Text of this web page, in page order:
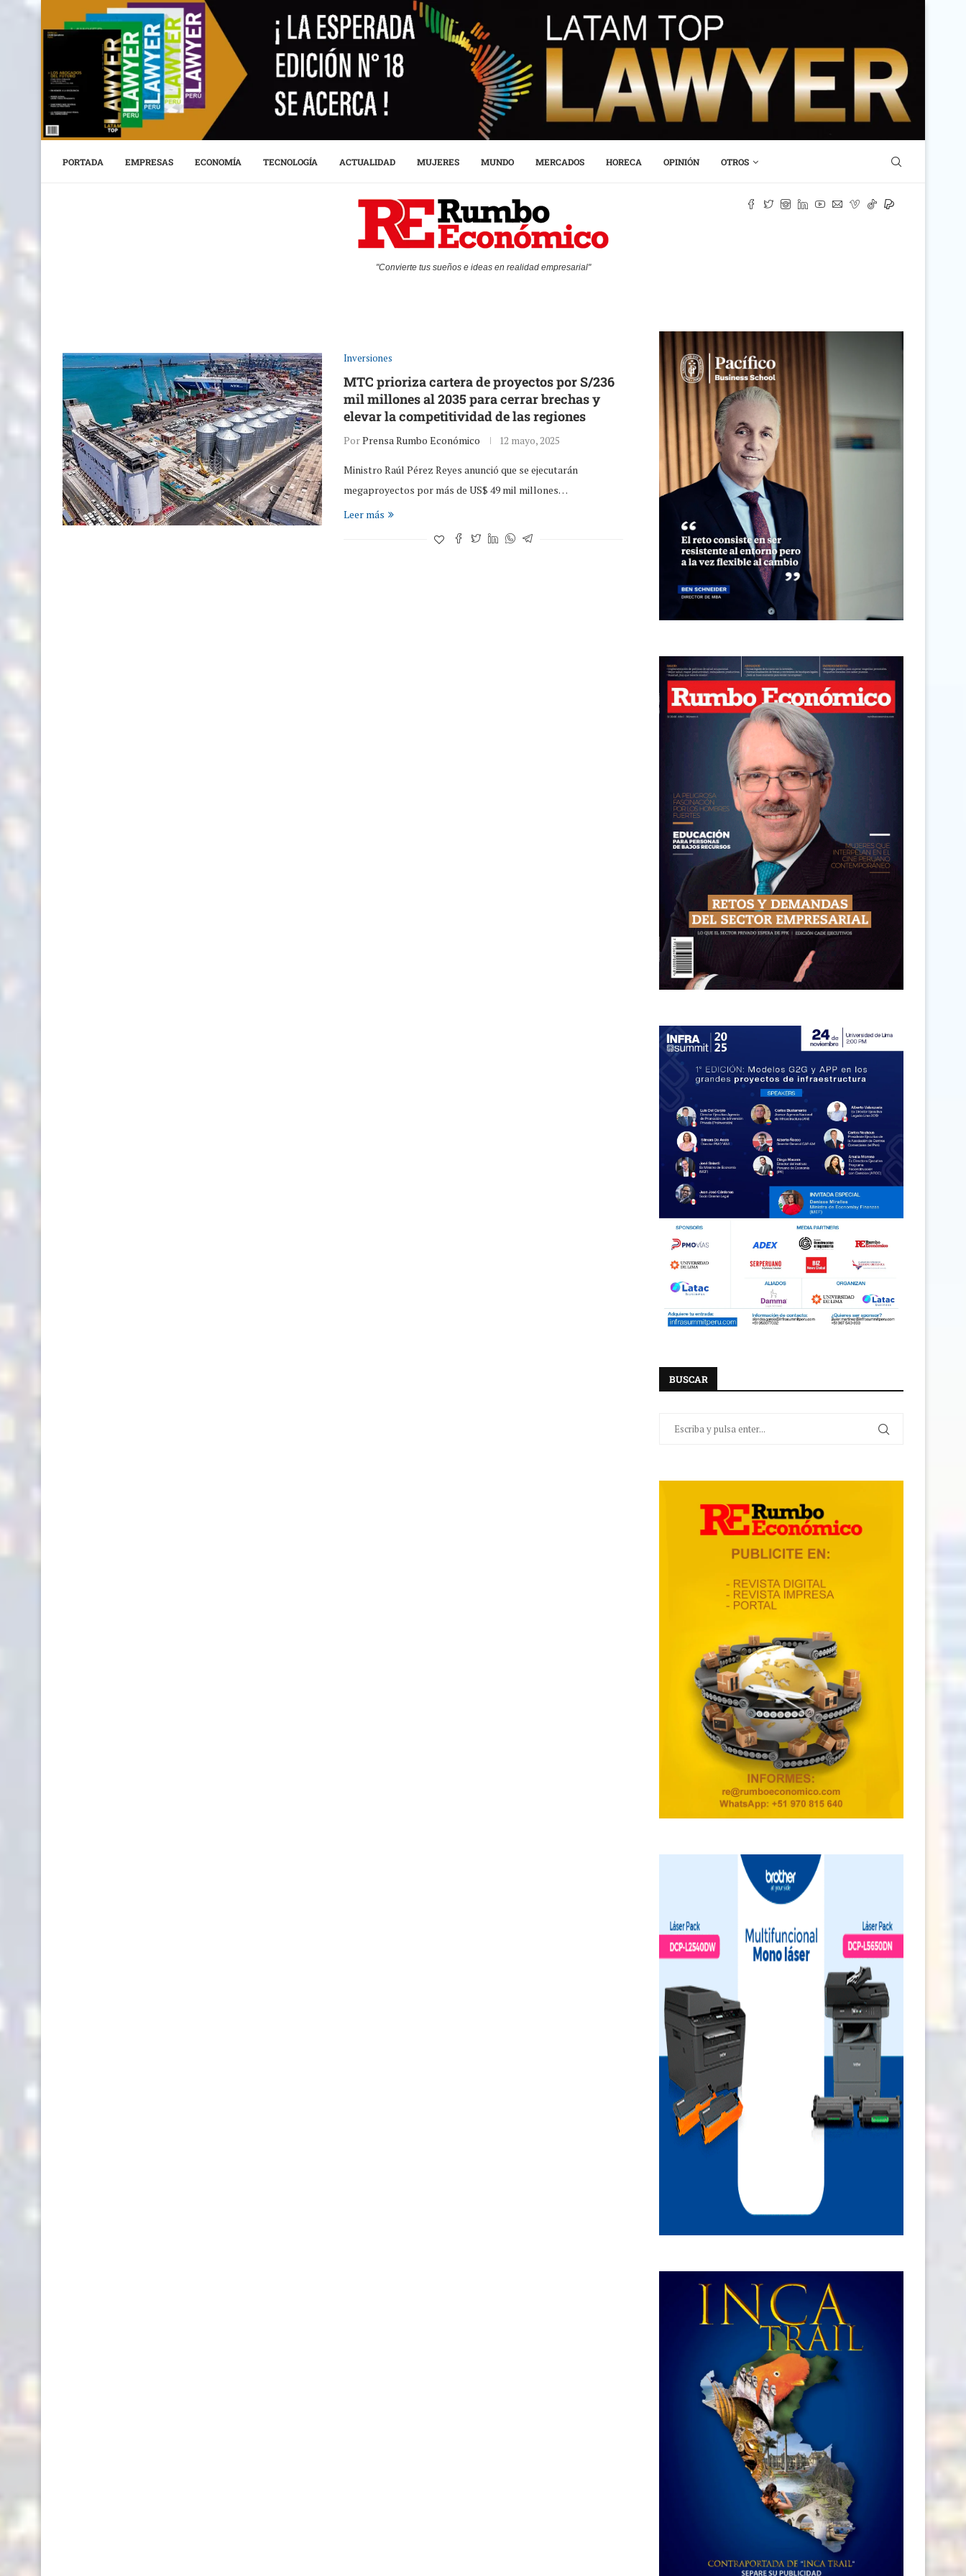
PORTADA EMPRESAS ECONOMÍA TECNOLOGÍA ACTUALIDAD MUJERES MUNDO MERCADOS HORECA OPINIÓN OTROS
"Convierte tus sueños e ideas en realidad empresarial"
Inversiones
MTC prioriza cartera de proyectos por S/236
mil millones al 2035 para cerrar brechas y
elevar la competitividad de las regiones
PorPrensa Rumbo Económico 12 mayo, 2025
Ministro Raúl Pérez Reyes anunció que se ejecutarán
megaproyectos por más de US$ 49 mil millones…
Leer más
BUSCAR